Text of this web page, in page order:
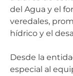
del Agua y el
veredales,
hídrico y el
Desde la
especial al